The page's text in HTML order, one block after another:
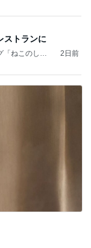
ストランに
ねこのしっ
2日前